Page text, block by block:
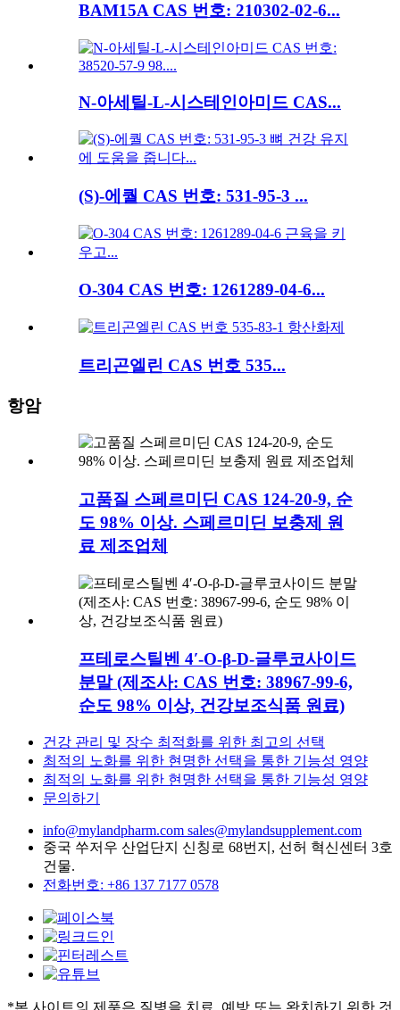
BAM15A CAS 번호: 210302-02-6...
N-아세틸-L-시스테인아미드 CAS...
(S)-에퀄 CAS 번호: 531-95-3 ...
O-304 CAS 번호: 1261289-04-6...
트리곤엘린 CAS 번호 535...
항암
고품질 스페르미딘 CAS 124-20-9, 순
도 98% 이상. 스페르미딘 보충제 원
료 제조업체
프테로스틸벤 4′-O-β-D-글루코사이드
분말 (제조사: CAS 번호: 38967-99-6,
순도 98% 이상, 건강보조식품 원료)
건강 관리 및 장수 최적화를 위한 최고의 선택
최적의 노화를 위한 현명한 선택을 통한 기능성 영양
최적의 노화를 위한 현명한 선택을 통한 기능성 영양
문의하기
info@mylandpharm.com sales@mylandsupplement.com
중국 쑤저우 산업단지 신칭로 68번지, 선허 혁신센터 3호
건물.
전화번호: +86 137 7177 0578